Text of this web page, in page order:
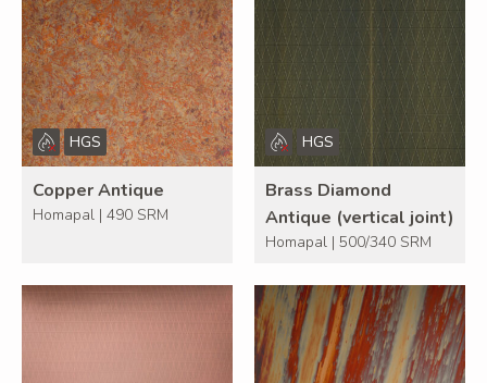
HGS
Copper Antique
Homapal | 490 SRM
HGS
Brass Diamond
Antique (vertical joint)
Homapal | 500/340 SRM